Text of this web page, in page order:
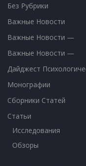
Без Рубрики
Важные Новости
Важные Новости —
Важные Новости —
Дайджест
Монографии
Сборники Статей
Статьи
Исследования
Обзоры